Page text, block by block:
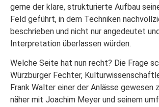
gerne der klare, strukturierte Aufbau
Feld geführt, in dem Techniken
beschrieben und nicht nur angedeutet
Interpretation überlassen würden.
Welche Seite hat nun recht? Die Frage
Würzburger Fechter,
Frank Walter einer der Anlässe gewesen
näher mit Joachim Meyer und seinem